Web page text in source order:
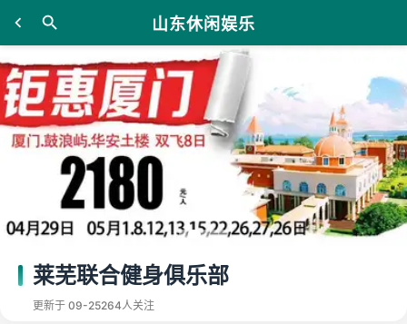
山东休闲娱乐
莱芜联合健身俱乐部
更新于 09-25264人关注